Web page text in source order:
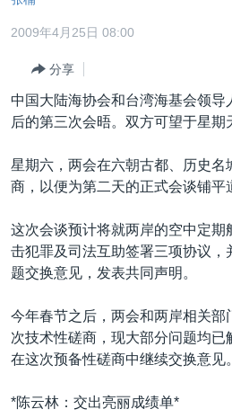
内
转
到
航
跳
到
检
索
台湾
港澳
国际
最新国际新闻
中东
非洲
美洲
分类新闻
人权·法律·宗教
军事
劳工
热点专题
国会报道
美中关系
埃博拉疫情
美国之音专访
重要讲话与声明
VOA今日焦点
中文广播
关注我们
2009年4月25日 08:00
分享
中国大陆海协会和台湾海基会领导
后的第三次会晤。双方可望于星期
星期六，两会在六朝古都、历史名
商，以便为第二天的正式会谈铺平
这次会谈预计将就两岸的空中定期
击犯罪及司法互助签署三项协议，
题交换意见，发表共同声明。
今年春节之后，两会和两岸相关部
次技术性磋商，现大部分问题均
在这次预备性磋商中继续交换意见。
*陈云林：交出亮丽成绩单*